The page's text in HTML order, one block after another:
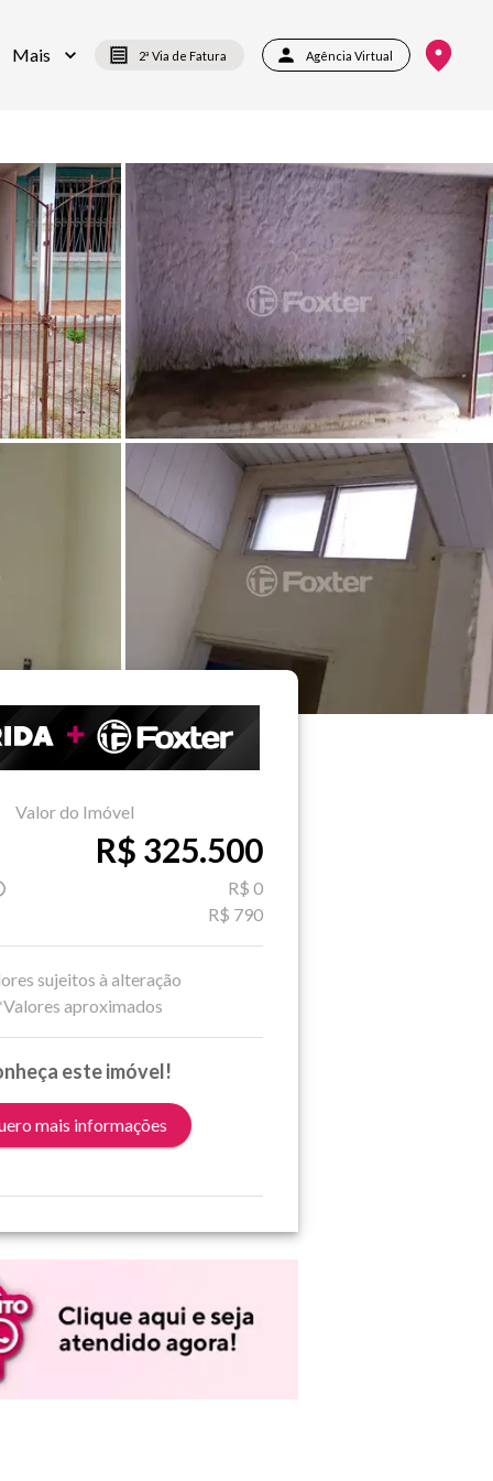
Mais 2ª Via de Fatura Agência Virtual
Valor do Imóvel
R$ 325.500
R$ 0
R$ 790
sujeitos à alteração
aproximados
este imóvel!
mais informações